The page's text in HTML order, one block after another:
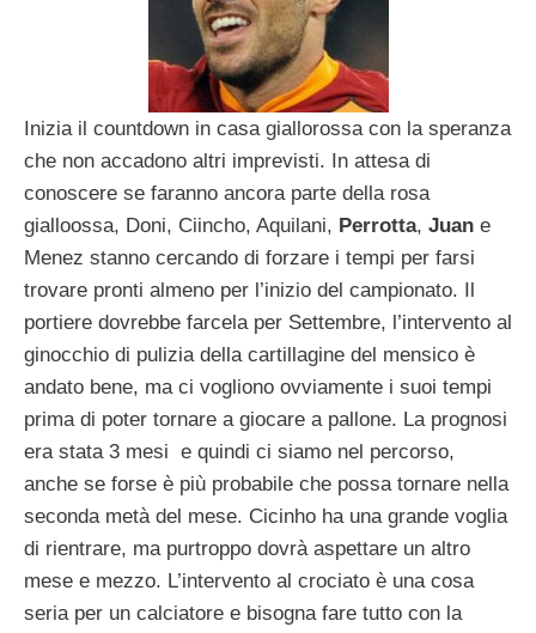
Inizia il countdown in casa giallorossa con la speranza
che non accadono altri imprevisti. In attesa di
conoscere se faranno ancora parte della rosa
gialloossa, Doni, Ciincho, Aquilani, Perrotta, Juan e
Menez stanno cercando di forzare i tempi per farsi
trovare pronti almeno per l’inizio del campionato. Il
portiere dovrebbe farcela per Settembre, l’intervento al
ginocchio di pulizia della cartillagine del mensico è
andato bene, ma ci vogliono ovviamente i suoi tempi
prima di poter tornare a giocare a pallone. La prognosi
era stata 3 mesi e quindi ci siamo nel percorso,
anche se forse è più probabile che possa tornare nella
seconda metà del mese. Cicinho ha una grande voglia
di rientrare, ma purtroppo dovrà aspettare un altro
mese e mezzo. L’intervento al crociato è una cosa
seria per un calciatore e bisogna fare tutto con la